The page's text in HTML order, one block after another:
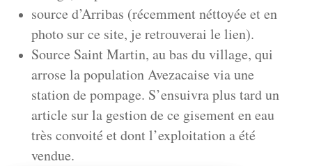
source d’Arribas (récemment néttoyée et en
photo sur ce site, je retrouverai le lien).
Source Saint Martin, au bas du village, qui
arrose la population Avezacaise via une
station de pompage. S’ensuivra plus tard un
article sur la gestion de ce gisement en eau
très convoité et dont l’exploitation a été
vendue.